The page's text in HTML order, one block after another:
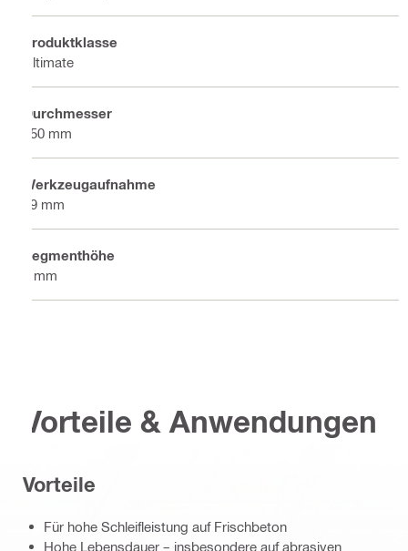
Produktklasse
Ultimate
Durchmesser
150 mm
Werkzeugaufnahme
19 mm
Segmenthöhe
7 mm
Vorteile & Anwendungen
Vorteile
Für hohe Schleifleistung auf Frischbeton
Hohe Lebensdauer – insbesondere auf abrasiven